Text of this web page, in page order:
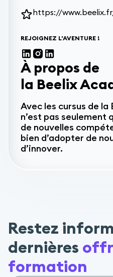
https://
REJOIGNEZ L'AVENTURE !
À propos de
la Beelix
Avec les cursus de la
n’est pas seulement
de nouvelles
bien d’adopter de
d’innover.
Restez
dernières
formation